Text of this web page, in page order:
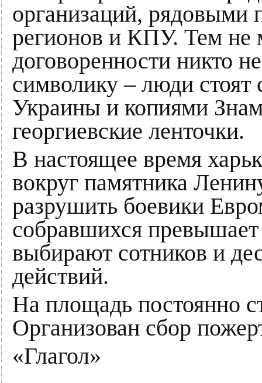
организаций, рядовыми
регионов и КПУ. Тем не
договоренности никто
символику – люди стоят
Украины и копиями
георгиевские ленточки.
В настоящее время
вокруг памятника
разрушить боевики
собравшихся
выбирают сотников и
действий.
На площадь постоянно
Организован сбор
«Глагол»